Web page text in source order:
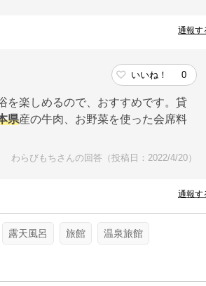
通報す
いいね！ 0
を楽しめるので、おすすめです。貸
県産の牛肉、お野菜を使った会席料
わらびもちさんの回答（投稿日：2022/4/20）
通報す
露天風呂 旅館 温泉旅館